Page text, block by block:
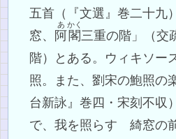
五首（『文選』巻二十九
窓、 阿
あ
閣
かく
三重の階」（交
階）とある。ウィキソー
照。また、劉宋の鮑照の
台新詠』巻四・宋刻不
で、我を照らす 綺窓の